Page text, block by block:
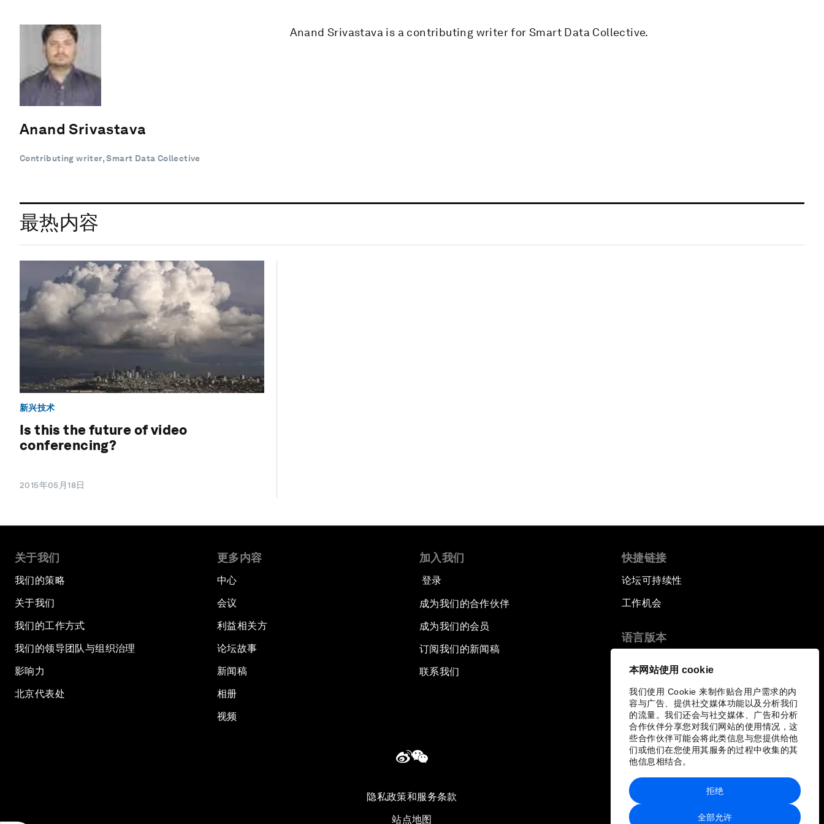
本网站使用 cookie
我们使用 Cookie 来制作贴合用户需求的内
容与广告、提供社交媒体功能以及分析我们
的流量。我们还会与社交媒体、广告和分析
合作伙伴分享您对我们网站的使用情况，这
些合作伙伴可能会将此类信息与您提供给他
们或他们在您使用其服务的过程中收集的其
他信息相结合。
全部允许
拒绝
Anand Srivastava
Contributing writer, Smart Data Collective
Anand Srivastava is a contributing writer for Smart Data Collective.
最热内容
新兴技术
Is this the future of video
conferencing?
2015年05月18日
关于我们
我们的策略
关于我们
我们的工作方式
我们的领导团队与组织治理
影响力
北京代表处
更多内容
中心
会议
利益相关方
论坛故事
新闻稿
相册
视频
加入我们
登录
成为我们的合作伙伴
成为我们的会员
订阅我们的新闻稿
联系我们
快捷链接
论坛可持续性
工作机会
语言版本
隐私政策和服务条款
站点地图